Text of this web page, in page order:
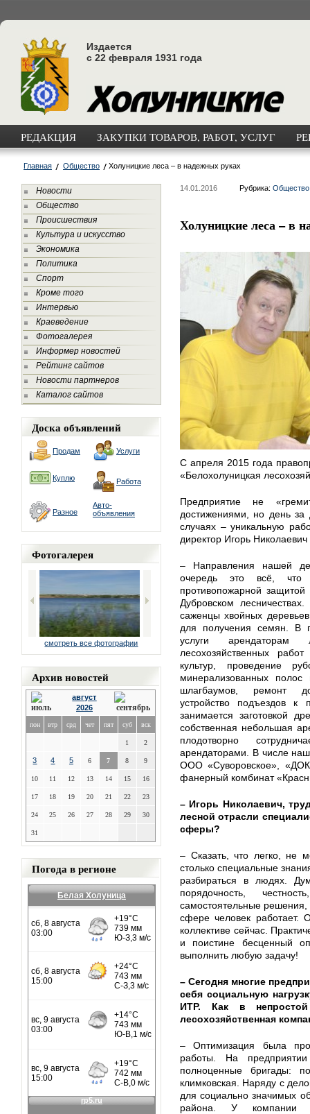
Издается
с 22 февраля 1931 года
РЕДАКЦИЯ ЗАКУПКИ ТОВАРОВ, РАБОТ, УСЛУГ
Главная Общество Холуницкие леса – в надежных руках
Новости
Общество
Происшествия
Культура и искусство
Экономика
Политика
Спорт
Кроме того
Интервью
Краеведение
Фотогалерея
Информер новостей
Рейтинг сайтов
Новости партнеров
Каталог сайтов
Доска объявлений
Продам Услуги
Куплю Работа
Разное
Авто-
объявления
Фотогалерея
смотреть все фотографии
Архив новостей
август
2026
пон втр срд чет пят суб вск
1 2
3 4 5 6 7 8 9
10 11 12 13 14 15 16
17 18 19 20 21 22 23
24 25 26 27 28 29 30
31
Погода в регионе
Белая Холуница
14.01.2016 Рубрика: Общество
Холуницкие леса – в
С апреля 2015 года
«Белохолуницкая
Предприятие не
достижениями, но день
случаях – уникальную
директор Игорь
– Направления нашей
очередь это всё, что
противопожарной
Дубровском
саженцы хвойных
для получения семян. В
услуги
лесохозяйственных
культур, проведение
минерализованных
шлагбаумов, ремонт
устройство подъездов
занимается заготовкой
собственная небольшая
плодотворно
арендаторами. В числе
ООО «Суворовское»,
фанерный комбинат
– Игорь Николаевич,
лесной отрасли
сферы?
– Сказать, что легко, не
столько специальные
разбираться в людях.
порядочность,
самостоятельные решения,
сфере человек работает.
коллективе сейчас.
и поистине бесценный
выполнить любую задачу!
– Сегодня многие
себя социальную
ИТР. Как в непростой
лесохозяйственная
– Оптимизация была
работы. На
полноценные бригады:
климковская. Наряду с
для социально значимых
района. У компании